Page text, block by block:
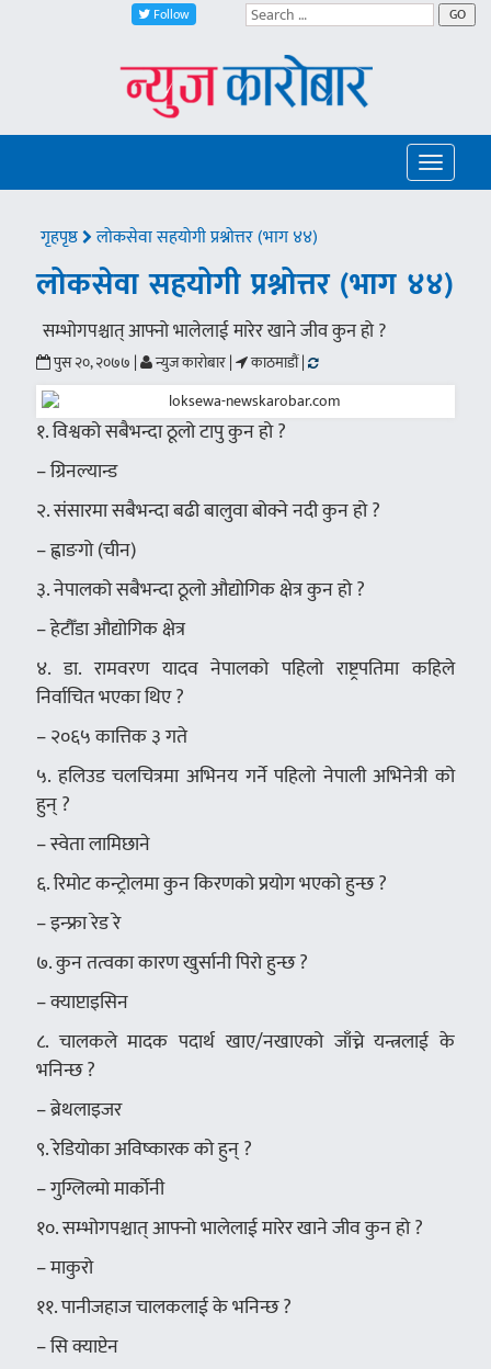
Follow GO
Toggle
गृहपृष्ठ लोकसेवा सहयोगी प्रश्नोत्तर (भाग ४४)
लोकसेवा सहयोगी प्रश्नोत्तर (भाग ४४)
सम्भोगपश्चात् आफ्नो भालेलाई मारेर खाने जीव कुन हो ?
पुस २०, २०७७ | न्युज कारोबार | काठमाडौं |
१. विश्वको सबैभन्दा ठूलो टापु कुन हो ?
– ग्रिनल्यान्ड
२. संसारमा सबैभन्दा बढी बालुवा बोक्ने नदी कुन हो ?
– ह्वाङगो (चीन)
३. नेपालको सबैभन्दा ठूलो औद्योगिक क्षेत्र कुन हो ?
– हेटौँडा औद्योगिक क्षेत्र
४. डा. रामवरण यादव नेपालको पहिलो राष्ट्रपतिमा कहिले
निर्वाचित भएका थिए ?
– २०६५ कात्तिक ३ गते
५. हलिउड चलचित्रमा अभिनय गर्ने पहिलो नेपाली अभिनेत्री को
हुन् ?
– स्वेता लामिछाने
६. रिमोट कन्ट्रोलमा कुन किरणको प्रयोग भएको हुन्छ ?
– इन्फ्रा रेड रे
७. कुन तत्वका कारण खुर्सानी पिरो हुन्छ ?
– क्याप्टाइसिन
८. चालकले मादक पदार्थ खाए/नखाएको जाँच्ने यन्त्रलाई के
भनिन्छ ?
– ब्रेथलाइजर
९. रेडियोका अविष्कारक को हुन् ?
– गुग्लिल्मो मार्कोनी
१०. सम्भोगपश्चात् आफ्नो भालेलाई मारेर खाने जीव कुन हो ?
– माकुरो
११. पानीजहाज चालकलाई के भनिन्छ ?
– सि क्याप्टेन